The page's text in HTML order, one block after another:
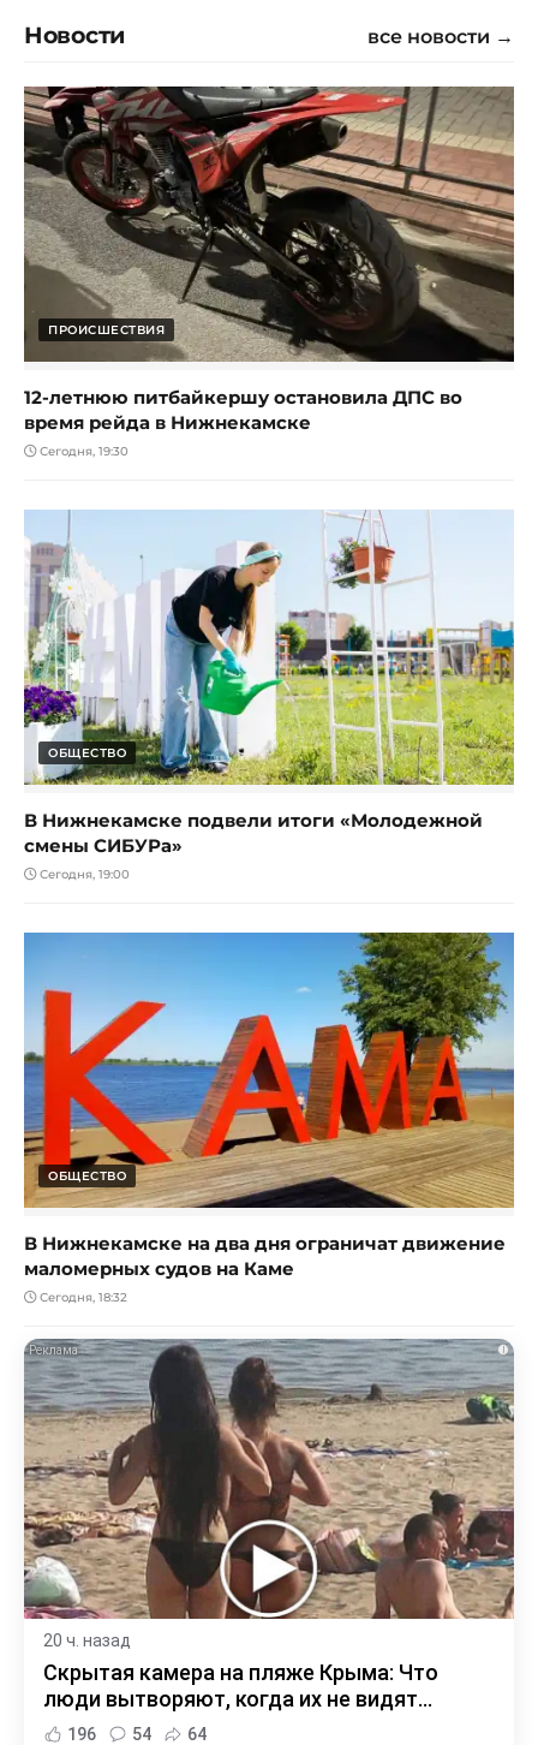
Новости все новости →
ПРОИСШЕСТВИЯ
12-летнюю питбайкершу остановила ДПС во
время рейда в Нижнекамске
Сегодня, 19:30
ОБЩЕСТВО
В Нижнекамске подвели итоги «Молодежной
смены СИБУРа»
Сегодня, 19:00
ОБЩЕСТВО
В Нижнекамске на два дня ограничат движение
маломерных судов на Каме
Сегодня, 18:32
i
20 ч. назад
Скрытая камера на пляже Крыма: Что
люди вытворяют, когда их не видят...
196 54 64